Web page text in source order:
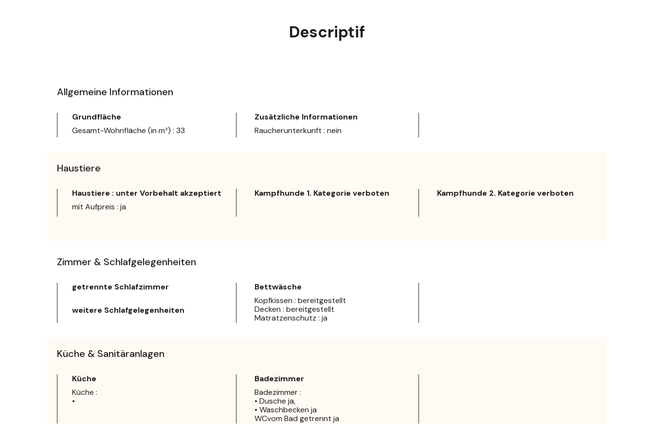
Descriptif
Allgemeine Informationen
Grundfläche
Gesamt-Wohnfläche (in m²) : 33
Zusätzliche Informationen
Raucherunterkunft : nein
Haustiere
Haustiere : unter Vorbehalt akzeptiert
mit Aufpreis : ja
Kampfhunde 1. Kategorie verboten Kampfhunde 2. Kategorie verboten
Zimmer & Schlafgelegenheiten
getrennte Schlafzimmer
weitere Schlafgelegenheiten
Bettwäsche
Kopfkissen : bereitgestellt
Decken : bereitgestellt
Matratzenschutz : ja
Küche & Sanitäranlagen
Küche
Küche :
•
Badezimmer
Badezimmer :
• Dusche ja,
• Waschbecken ja
WCvom Bad getrennt ja